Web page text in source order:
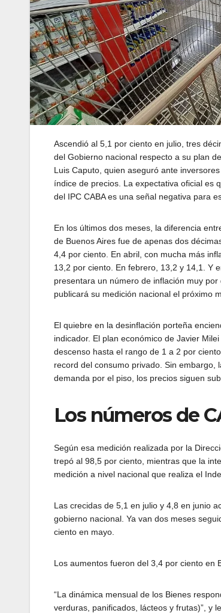
Ascendió al 5,1 por ciento en julio, tres
del Gobierno nacional respecto a su plan
Luis Caputo, quien aseguró ante
índice de precios. La expectativa oficial es
del IPC CABA es una señal negativa para
En los últimos dos meses, la diferencia
de Buenos Aires fue de apenas dos
4,4 por ciento. En abril, con mucha más
13,2 por ciento. En febrero, 13,2 y 14,1. Y
presentara un número de inflación muy
publicará su medición nacional el próximo
El quiebre en la desinflación porteña
indicador. El plan económico de Javier
descenso hasta el rango de 1 a 2 por
record del consumo privado. Sin
demanda por el piso, los precios siguen
Los números de
Según esa medición realizada por la
trepó al 98,5 por ciento, mientras que la
medición a nivel nacional que realiza el
Las crecidas de 5,1 en julio y 4,8 en junio
gobierno nacional. Ya van dos meses
ciento en mayo.
Los aumentos fueron del 3,4 por ciento en
“La dinámica mensual de los Bienes
verduras, panificados, lácteos y frutas)”, y